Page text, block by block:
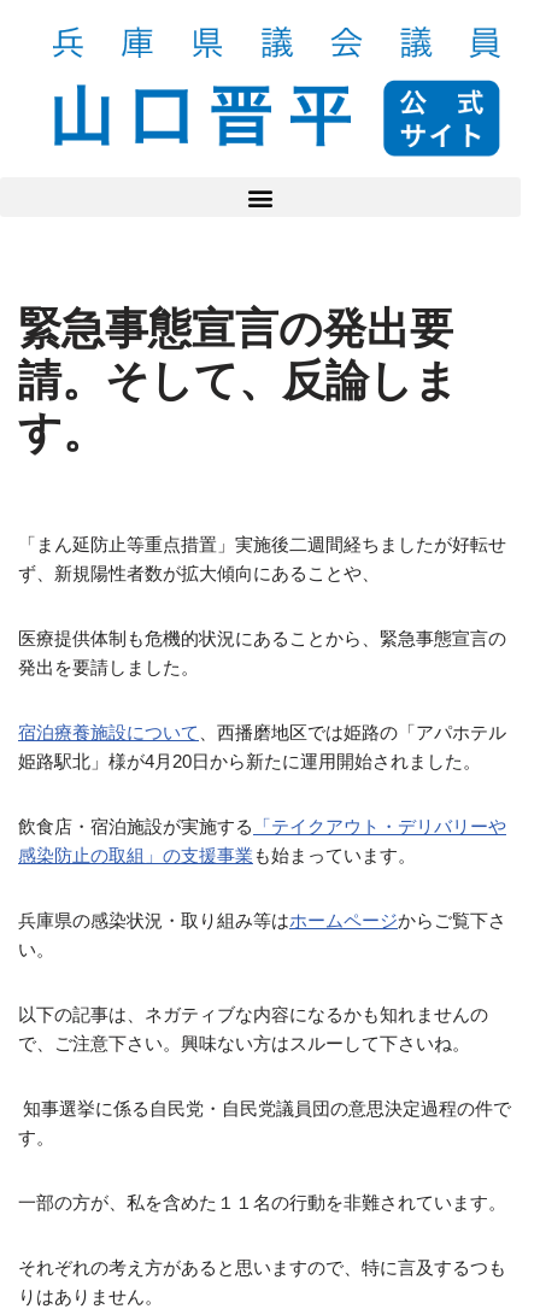
プ
緊急事態宣言の発出要
請。そして、反論しま
す。
「まん延防止等重点措置」実施後二週間経ちましたが好転せ
ず、新規陽性者数が拡大傾向にあることや、
医療提供体制も危機的状況にあることから、緊急事態宣言の
発出を要請しました。
宿泊療養施設について
、西播磨地区では姫路の「アパホテル
姫路駅北」様が4月20日から新たに運用開始されました。
飲食店・宿泊施設が実施する
「テイクアウト・デリバリーや
感染防止の取組」の支援事業 も始まっています。
兵庫県の感染状況・取り組み等はホームページからご覧下さ
い。
以下の記事は、ネガティブな内容になるかも知れませんの
で、ご注意下さい。興味ない方はスルーして下さいね。
知事選挙に係る自民党・自民党議員団の意思決定過程の件で
す。
一部の方が、私を含めた１１名の行動を非難されています。
それぞれの考え方があると思いますので、特に言及するつも
りはありません。